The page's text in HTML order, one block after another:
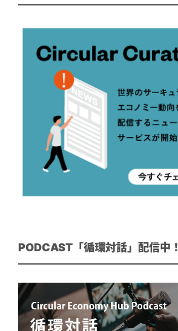
PODCAST「循環対話」配信中！